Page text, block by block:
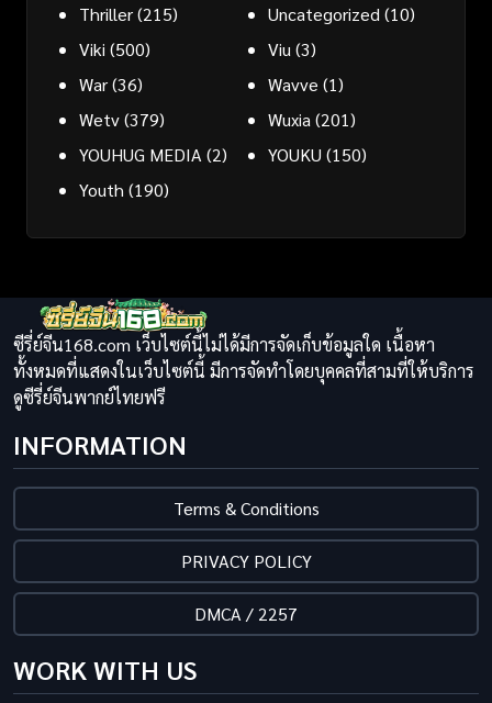
Thriller(215) Uncategorized (10)
Viki (500) Viu (3)
War(36) Wavve (1)
Wetv(379) Wuxia (201)
YOUHUG MEDIA (2) YOUKU (150)
Youth (190)
ซีรี่ย์จีน168.com เว็บไซต์นี้ไม่ได้มีการจัดเก็บข้อมูลใด เนื้อหา
ทั้งหมดที่แสดงในเว็บไซต์นี้ มีการจัดทำโดยบุคคลที่สามที่ให้บริการ
ดูซีรี่ย์จีนพากย์ไทยฟรี
INFORMATION
Terms & Conditions
PRIVACY POLICY
DMCA / 2257
WORK WITH US